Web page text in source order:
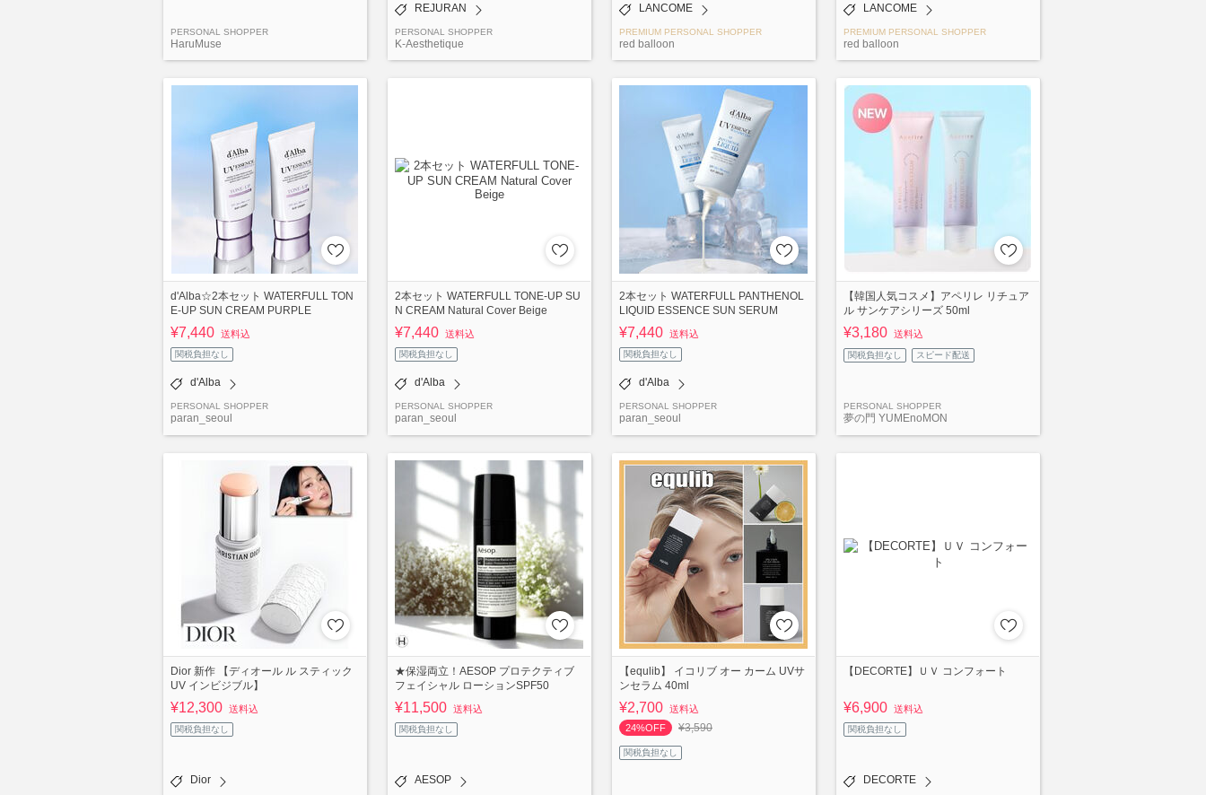
PERSONAL SHOPPER
HaruMuse
REJURAN
PERSONAL SHOPPER
K-Aesthetique
LANCOME
PREMIUM PERSONAL SHOPPER
red balloon
LANCOME
PREMIUM PERSONAL SHOPPER
red balloon
d'Alba☆2本セット WATERFULL TON
E-UP SUN CREAM PURPLE
¥7,440 送料込
関税負担なし
d'Alba
PERSONAL SHOPPER
paran_seoul
2本セット WATERFULL TONE-UP SU
N CREAM Natural Cover Beige
¥7,440 送料込
関税負担なし
d'Alba
PERSONAL SHOPPER
paran_seoul
2本セット WATERFULL PANTHENOL
LIQUID ESSENCE SUN SERUM
¥7,440 送料込
関税負担なし
d'Alba
PERSONAL SHOPPER
paran_seoul
【韓国人気コスメ】アペリレ リチュア
ル サンケアシリーズ 50ml
¥3,180 送料込
関税負担なし スピード配送
PERSONAL SHOPPER
夢の門 YUMEnoMON
Dior 新作 【ディオール ル スティック
UV インビジブル】
¥12,300 送料込
関税負担なし
Dior
★保湿両立！AESOP プロテクティブ
フェイシャル ローションSPF50
¥11,500 送料込
関税負担なし
AESOP
【equlib】 イコリブ オー カーム UVサ
ンセラム 40ml
¥2,700 送料込
24%OFF
¥3,590
関税負担なし
【DECORTE】ＵＶ コンフォート
¥6,900 送料込
関税負担なし
DECORTE